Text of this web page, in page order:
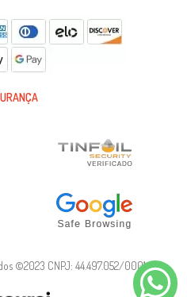
©2023 CNPJ: 44.497.052/0001-90